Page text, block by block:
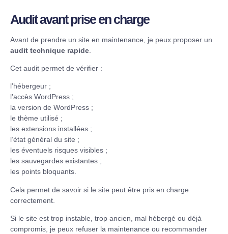
Audit avant prise en charge
Avant de prendre un site en maintenance, je peux proposer un
audit technique rapide
Cet audit permet de vérifier :
l’hébergeur ;
l’accès WordPress ;
la version de WordPress ;
le thème utilisé ;
les extensions installées ;
l’état général du site ;
les éventuels risques visibles ;
les sauvegardes existantes ;
les points bloquants.
Cela permet de savoir si le site peut être pris en charge
correctement.
Si le site est trop instable, trop ancien, mal hébergé ou déjà
compromis, je peux refuser la maintenance ou recommander